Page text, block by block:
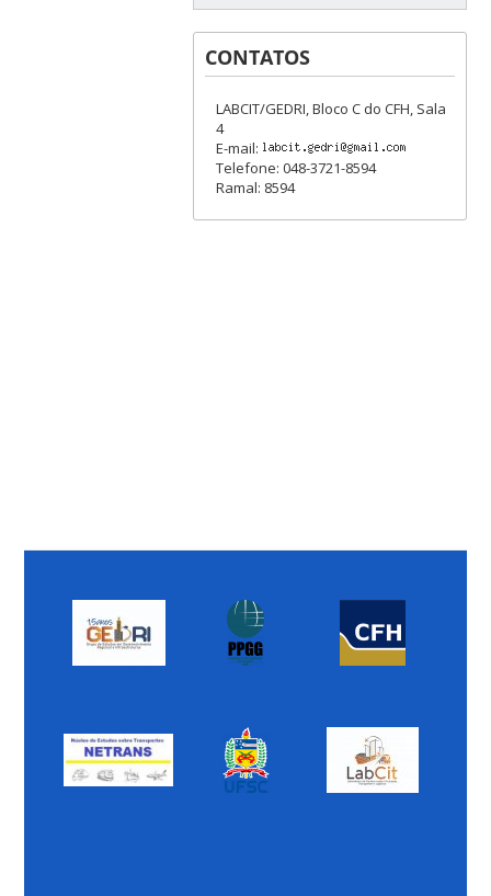
CONTATOS
LABCIT/GEDRI, Bloco C do CFH, Sala
4
E-mail:
Telefone: 048-3721-8594
Ramal: 8594